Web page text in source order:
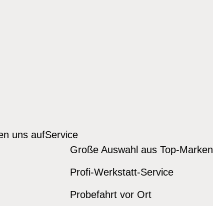
uns aufService
Große Auswahl aus Top-Marken
Profi-Werkstatt-Service
Probefahrt vor Ort